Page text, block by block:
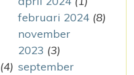
februari 2024 (8)
november
2023 (3)
(4) september